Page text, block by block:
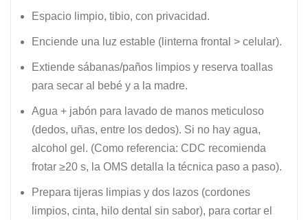
Espacio limpio, tibio, con privacidad.
Enciende una luz estable (linterna frontal > celular).
Extiende sábanas/paños limpios y reserva toallas
para secar al bebé y a la madre.
Agua + jabón para lavado de manos meticuloso
(dedos, uñas, entre los dedos). Si no hay agua,
alcohol gel. (Como referencia: CDC recomienda
frotar ≥20 s, la OMS detalla la técnica paso a paso).
Prepara tijeras limpias y dos lazos (cordones
limpios, cinta, hilo dental sin sabor), para cortar el